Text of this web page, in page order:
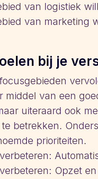
van logistiek
van marketing
bij je
middel van een
uiteraard ook
betrekken.
prioriteiten.
Opzet